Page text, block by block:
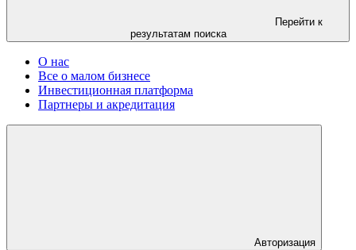
Перейти к
результатам поиска
О нас
Все о малом бизнесе
Инвестиционная платформа
Партнеры и акредитация
Авторизация